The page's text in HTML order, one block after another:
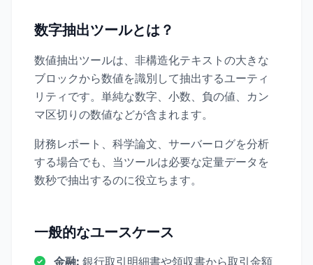
数字抽出ツールとは？
数値抽出ツールは、非構造化テキストの大きな
ブロックから数値を識別して抽出するユーティ
リティです。単純な数字、小数、負の値、カン
マ区切りの数値などが含まれます。
財務レポート、科学論文、サーバーログを分析
する場合でも、当ツールは必要な定量データを
数秒で抽出するのに役立ちます。
一般的なユースケース
金融: 銀行取引明細書や領収書から取引金額